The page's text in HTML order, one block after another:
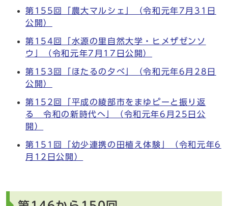
第155回「農大マルシェ」（令和元年7月31日
公開）
第154回「水源の里自然大学・ヒメザゼンソ
ウ」（令和元年7月17日公開）
第153回「ほたるの夕べ」（令和元年6月28日
公開）
第152回「平成の綾部市をまゆピーと振り返
る 令和の新時代へ」（令和元年6月25日公
開）
第151回「幼少連携の田植え体験」（令和元年6
月12日公開）